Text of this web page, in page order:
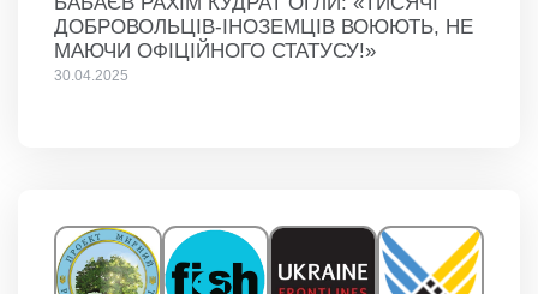
ДОБРОВОЛЬЦІВ-ІНОЗЕМЦІВ ВОЮЮТЬ, НЕ
МАЮЧИ ОФІЦІЙНОГО СТАТУСУ!»
30.04.2025